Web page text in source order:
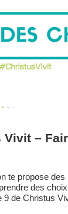
–
te propose
des
9 de Christus